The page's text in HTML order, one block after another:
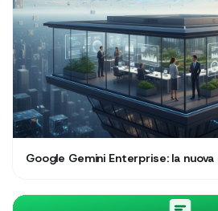
Google Gemini Enterprise: la